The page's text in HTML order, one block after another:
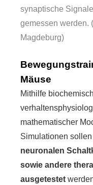
synaptische
gemessen werden.
Magdeburg)
Mäuse
Mithilfe
mathematischer
Simulationen sollen
neuronalen
sowie andere
ausgetestet